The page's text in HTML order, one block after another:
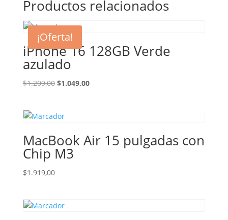
Productos relacionados
¡Oferta!
iPhone 16 128GB Verde
azulado
$1.209,00 El
era:
$1.049,00El
MacBook Air 15 pulgadas con
Chip M3
$1.919,00